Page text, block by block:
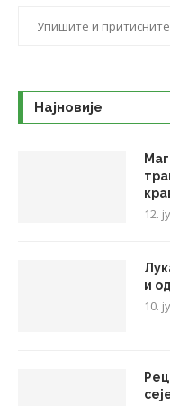
Најновије
12.
и
10.